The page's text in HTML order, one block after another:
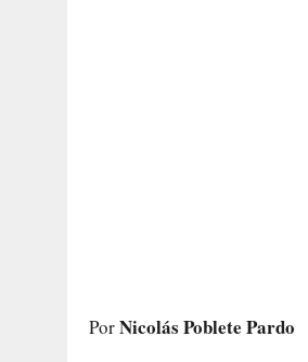
PorNicolás Poblete Pardo